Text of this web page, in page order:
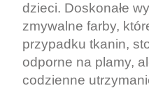
dzieci. Doskonałe
zmywalne farby,
przypadku tkanin,
odporne na plamy,
codzienne